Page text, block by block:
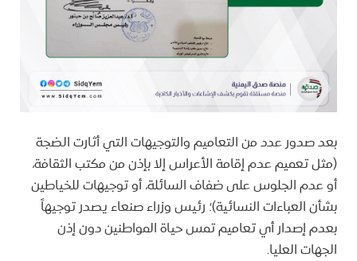
بعد صدور عدد من التعاميم والتوجيهات التي أثارت الضجة
(مثل تعميم عدم إقامة الأعراس إلا بإذن من مكتب الثقافة،
أو عدم الجلوس على ضفاف السائلة، أو توجيهات للخياطين
بشأن العباءات النسائية)؛ رئيس وزراء صنعاء يصدر توجيهاً
بعدم إصدار أي تعاميم تمس حياة المواطنين دون إذن
الجهات العليا.